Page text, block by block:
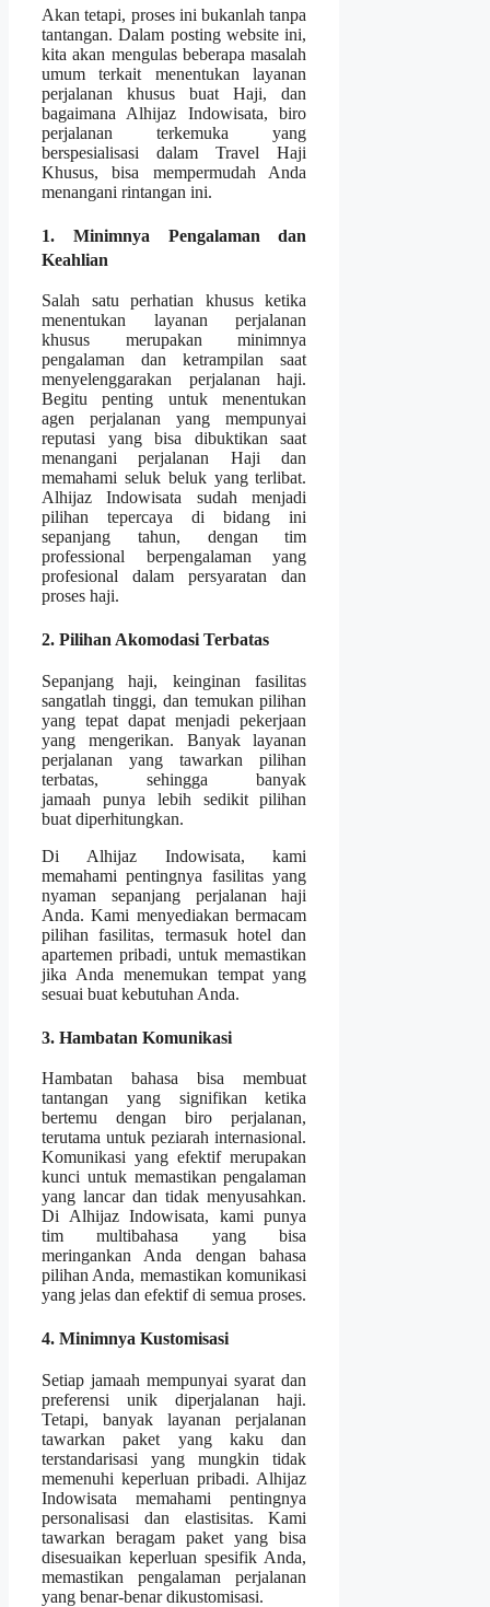
Akan tetapi, proses ini bukanlah tanpa
tantangan. Dalam posting website ini,
kita akan mengulas beberapa masalah
umum terkait menentukan layanan
perjalanan khusus buat Haji, dan
bagaimana Alhijaz Indowisata, biro
perjalanan terkemuka yang
berspesialisasi dalam Travel Haji
Khusus, bisa mempermudah Anda
menangani rintangan ini.
1. Minimnya Pengalaman dan
Keahlian
Salah satu perhatian khusus ketika
menentukan layanan perjalanan
khusus merupakan minimnya
pengalaman dan ketrampilan saat
menyelenggarakan perjalanan haji.
Begitu penting untuk menentukan
agen perjalanan yang mempunyai
reputasi yang bisa dibuktikan saat
menangani perjalanan Haji dan
memahami seluk beluk yang terlibat.
Alhijaz Indowisata sudah menjadi
pilihan tepercaya di bidang ini
sepanjang tahun, dengan tim
professional berpengalaman yang
profesional dalam persyaratan dan
proses haji.
2. Pilihan Akomodasi Terbatas
Sepanjang haji, keinginan fasilitas
sangatlah tinggi, dan temukan pilihan
yang tepat dapat menjadi pekerjaan
yang mengerikan. Banyak layanan
perjalanan yang tawarkan pilihan
terbatas, sehingga banyak
jamaah punya lebih sedikit pilihan
buat diperhitungkan.
Di Alhijaz Indowisata, kami
memahami pentingnya fasilitas yang
nyaman sepanjang perjalanan haji
Anda. Kami menyediakan bermacam
pilihan fasilitas, termasuk hotel dan
apartemen pribadi, untuk memastikan
jika Anda menemukan tempat yang
sesuai buat kebutuhan Anda.
3. Hambatan Komunikasi
Hambatan bahasa bisa membuat
tantangan yang signifikan ketika
bertemu dengan biro perjalanan,
terutama untuk peziarah internasional.
Komunikasi yang efektif merupakan
kunci untuk memastikan pengalaman
yang lancar dan tidak menyusahkan.
Di Alhijaz Indowisata, kami punya
tim multibahasa yang bisa
meringankan Anda dengan bahasa
pilihan Anda, memastikan komunikasi
yang jelas dan efektif di semua proses.
4. Minimnya Kustomisasi
Setiap jamaah mempunyai syarat dan
preferensi unik diperjalanan haji.
Tetapi, banyak layanan perjalanan
tawarkan paket yang kaku dan
terstandarisasi yang mungkin tidak
memenuhi keperluan pribadi. Alhijaz
Indowisata memahami pentingnya
personalisasi dan elastisitas. Kami
tawarkan beragam paket yang bisa
disesuaikan keperluan spesifik Anda,
memastikan pengalaman perjalanan
yang benar-benar dikustomisasi.